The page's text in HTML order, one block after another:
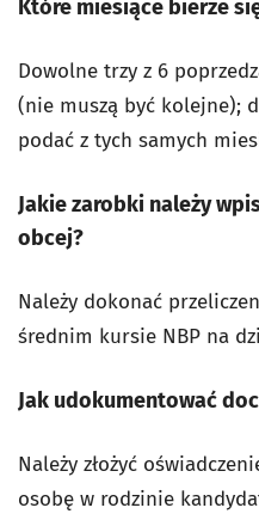
Które miesiące bierze
Dowolne trzy z 6
(nie muszą być kolejne);
podać z tych samych
Jakie zarobki należy
obcej?
Należy dokonać
średnim kursie NBP na
Jak udokumentować
Należy złożyć
osobę w rodzinie